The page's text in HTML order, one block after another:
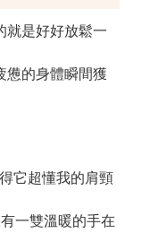
就是好好放鬆一
憊的身體瞬間獲
它超懂我的肩頸
一雙溫暖的手在